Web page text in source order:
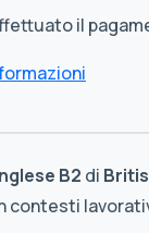
il
B2 di
contesti